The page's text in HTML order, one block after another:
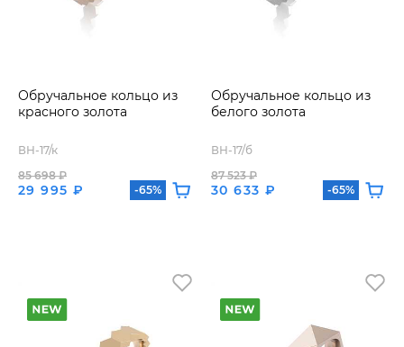
Обручальное кольцо из
красного золота
ВН-17/к
29 995 ₽
85 698 ₽
-65%
Обручальное кольцо из
белого золота
ВН-17/б
30 633 ₽
87 523 ₽
-65%